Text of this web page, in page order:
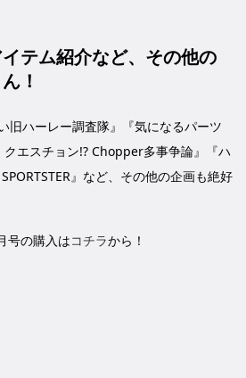
テム紹介など、その他の
！
旧ハーレー調査隊』『気になるパーツ
エスチョン!? Chopper多事争論』『ハ
』など、その他の企画も絶好
号の購入はコチラから！